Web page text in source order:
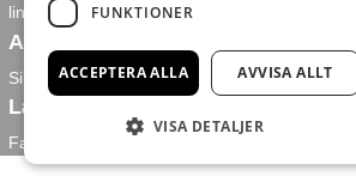
linus@falkenbergsnyheter.se
Ansvarig utgivare
Simon Leppämäki
Länkar
Facebook
FUNKTIONER
ACCEPTERA ALLA AVVISA ALLT
VISA DETALJER